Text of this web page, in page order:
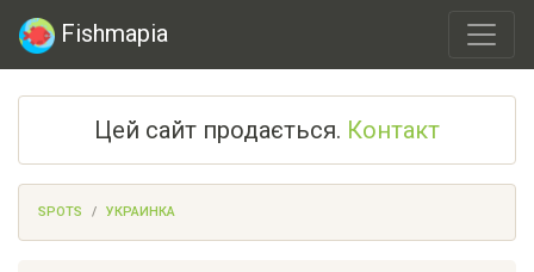
Fishmapia
Цей сайт продається. Контакт
SPOTS УКРАИНКА